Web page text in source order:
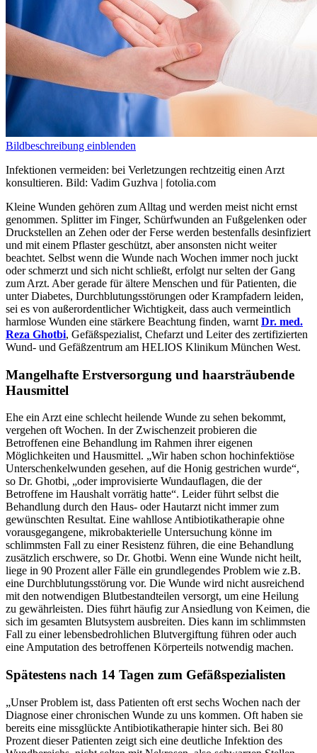
Bildbeschreibung einblenden
Infektionen vermeiden: bei Verletzungen rechtzeitig einen Arzt
konsultieren. Bild: Vadim Guzhva | fotolia.com
Kleine Wunden gehören zum Alltag und werden meist nicht ernst
genommen. Splitter im Finger, Schürfwunden an Fußgelenken oder
Druckstellen an Zehen oder der Ferse werden bestenfalls desinfiziert
und mit einem Pflaster geschützt, aber ansonsten nicht weiter
beachtet. Selbst wenn die Wunde nach Wochen immer noch juckt
oder schmerzt und sich nicht schließt, erfolgt nur selten der Gang
zum Arzt. Aber gerade für ältere Menschen und für Patienten, die
unter Diabetes, Durchblutungsstörungen oder Krampfadern leiden,
sei es von außerordentlicher Wichtigkeit, dass auch vermeintlich
harmlose Wunden eine stärkere Beachtung finden, warnt Dr. med.
Reza Ghotbi, Gefäßspezialist, Chefarzt und Leiter des zertifizierten
Wund- und Gefäßzentrum am HELIOS Klinikum München West.
Mangelhafte Erstversorgung und haarsträubende
Hausmittel
Ehe ein Arzt eine schlecht heilende Wunde zu sehen bekommt,
vergehen oft Wochen. In der Zwischenzeit probieren die
Betroffenen eine Behandlung im Rahmen ihrer eigenen
Möglichkeiten und Hausmittel. „Wir haben schon hochinfektiöse
Unterschenkelwunden gesehen, auf die Honig gestrichen wurde“,
so Dr. Ghotbi, „oder improvisierte Wundauflagen, die der
Betroffene im Haushalt vorrätig hatte“. Leider führt selbst die
Behandlung durch den Haus- oder Hautarzt nicht immer zum
gewünschten Resultat. Eine wahllose Antibiotikatherapie ohne
vorausgegangene, mikrobakterielle Untersuchung könne im
schlimmsten Fall zu einer Resistenz führen, die eine Behandlung
zusätzlich erschwere, so Dr. Ghotbi. Wenn eine Wunde nicht heilt,
liege in 90 Prozent aller Fälle ein grundlegendes Problem wie z.B.
eine Durchblutungsstörung vor. Die Wunde wird nicht ausreichend
mit den notwendigen Blutbestandteilen versorgt, um eine Heilung
zu gewährleisten. Dies führt häufig zur Ansiedlung von Keimen, die
sich im gesamten Blutsystem ausbreiten. Dies kann im schlimmsten
Fall zu einer lebensbedrohlichen Blutvergiftung führen oder auch
eine Amputation des betroffenen Körperteils notwendig machen.
Spätestens nach 14 Tagen zum Gefäßspezialisten
„Unser Problem ist, dass Patienten oft erst sechs Wochen nach der
Diagnose einer chronischen Wunde zu uns kommen. Oft haben sie
bereits eine missglückte Antibiotikatherapie hinter sich. Bei 80
Prozent dieser Patienten zeigt sich eine deutliche Infektion des